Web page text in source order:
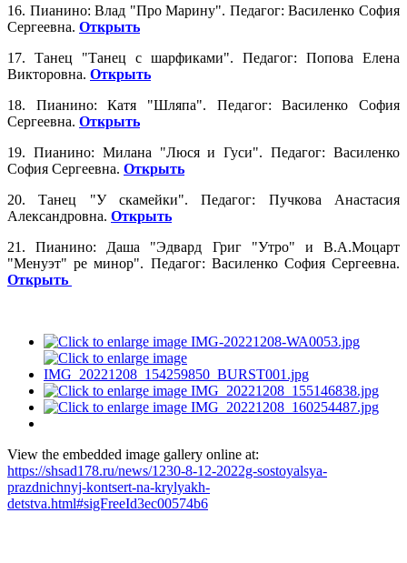
16. Пианино: Влад "Про Марину". Педагог: Василенко София
Сергеевна. Открыть
17. Танец "Танец с шарфиками". Педагог: Попова Елена
Викторовна. Открыть
18. Пианино: Катя "Шляпа". Педагог: Василенко София
Сергеевна. Открыть
19. Пианино: Милана "Люся и Гуси". Педагог: Василенко
София Сергеевна. Открыть
20. Танец "У скамейки". Педагог: Пучкова Анастасия
Александровна. Открыть
21. Пианино: Даша "Эдвард Григ "Утро" и В.А.Моцарт
"Менуэт" ре минор". Педагог: Василенко София Сергеевна.
Открыть
View the embedded image gallery online at:
https://shsad178.ru/news/1230-8-12-2022g-sostoyalsya-
prazdnichnyj-kontsert-na-krylyakh-
detstva.html#sigFreeId3ec00574b6